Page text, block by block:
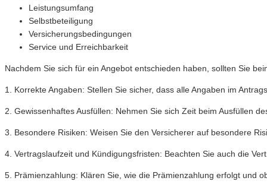
Leistungsumfang
Selbstbeteiligung
Versicherungsbedingungen
Service und Erreichbarkeit
Nachdem Sie sich für ein Angebot entschieden haben, sollten Sie
1. Korrekte Angaben: Stellen Sie sicher, dass alle Angaben im
2. Gewissenhaftes Ausfüllen: Nehmen Sie sich Zeit beim Ausfüllen
3. Besondere Risiken: Weisen Sie den Versicherer auf besondere
4. Vertragslaufzeit und Kündigungsfristen: Beachten Sie auch die
5. Prämienzahlung: Klären Sie, wie die Prämienzahlung erfolgt und